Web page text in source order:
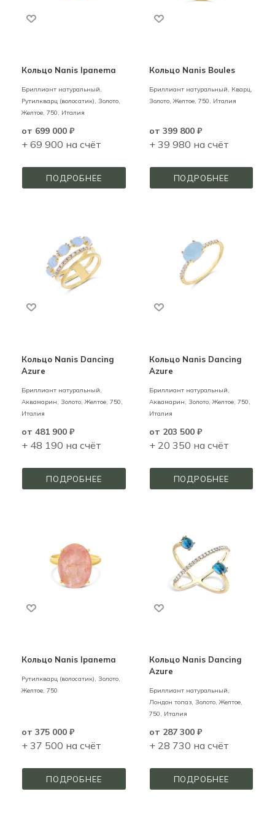
Кольцо Nanis Ipanema
Бриллиант натуральный,
Рутилкварц (волосатик), Золото,
Желтое, 750, Италия
от 699 000 ₽
+ 69 900 на счёт
ПОДРОБНЕЕ
Кольцо Nanis Boules
Бриллиант натуральный, Кварц,
Золото,Желтое, 750, Италия
от 399 800 ₽
+ 39 980 на счёт
ПОДРОБНЕЕ
Кольцо Nanis Dancing
Azure
Бриллиант натуральный,
Аквамарин, Золото, Желтое, 750,
Италия
от 481 900 ₽
+ 48 190 на счёт
ПОДРОБНЕЕ
Кольцо Nanis Dancing
Azure
Бриллиант натуральный,
Аквамарин, Золото, Желтое, 750,
Италия
от 203 500 ₽
+ 20 350 на счёт
ПОДРОБНЕЕ
Кольцо Nanis Ipanema
Рутилкварц (волосатик), Золото,
Желтое, 750
от 375 000 ₽
+ 37 500 на счёт
ПОДРОБНЕЕ
Кольцо Nanis Dancing
Azure
Бриллиант натуральный,
Лондон топаз, Золото,Желтое,
750, Италия
от 287 300 ₽
+ 28 730 на счёт
ПОДРОБНЕЕ